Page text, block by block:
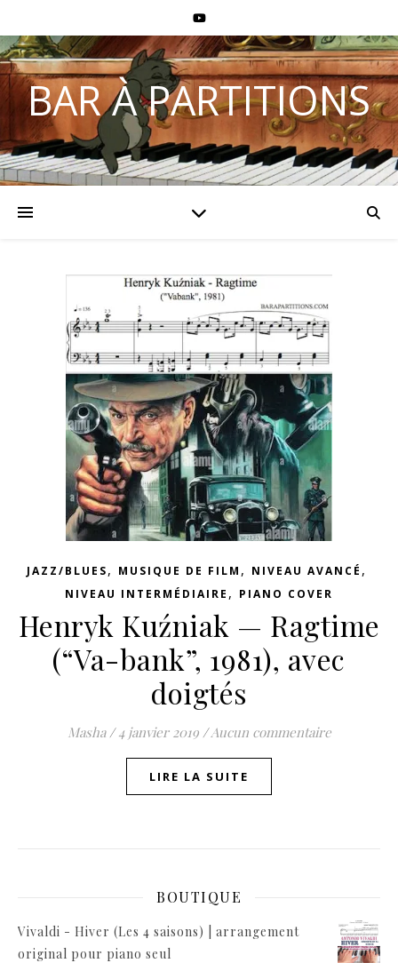
BAR À PARTITIONS
JAZZ/BLUES, MUSIQUE DE FILM , NIVEAU AVANCÉ ,
NIVEAU INTERMÉDIAIRE , PIANO COVER
Henryk Kuźniak — Ragtime
(“Va-bank”, 1981), avec
doigtés
Masha / 4 janvier 2019 /Aucun commentaire
LIRE LA SUITE
BOUTIQUE
Vivaldi - Hiver (Les 4 saisons) | arrangement
original pour piano seul